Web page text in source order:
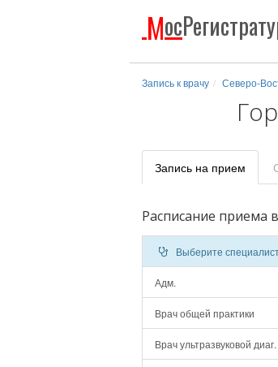
Мос
Запись к врачу Северо-
Запись на прием
Расписание приема
Выберите
Адм.
Врач общей практики
Врач ультразвуковой диаг.